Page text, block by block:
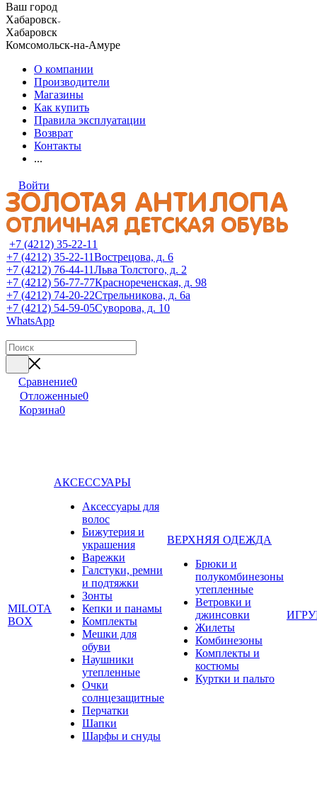
Ваш город
Хабаровск
Хабаровск
Комсомольск-на-Амуре
О компании
Производители
Магазины
Как купить
Правила эксплуатации
Возврат
Контакты
...
Войти
+7 (4212) 35-22-11
+7 (4212) 35-22-11Вострецова, д. 6
+7 (4212) 76-44-11Льва Толстого, д. 2
+7 (4212) 56-77-77Краснореченская, д. 98
+7 (4212) 74-20-22Стрельникова, д. 6а
+7 (4212) 54-59-05Суворова, д. 10
WhatsApp
Сравнение0
Отложенные0
Корзина0
MILOTA
BOX
АКСЕССУАРЫ
Аксессуары для
волос
Бижутерия и
украшения
Варежки
Галстуки, ремни
и подтяжки
Зонты
Кепки и панамы
Комплекты
Мешки для
обуви
Наушники
утепленные
Очки
солнцезащитные
Перчатки
Шапки
Шарфы и снуды
ВЕРХНЯЯ ОДЕЖДА
Брюки и
полукомбинезоны
утепленные
Ветровки и
джинсовки
Жилеты
Комбинезоны
Комплекты и
костюмы
Куртки и пальто